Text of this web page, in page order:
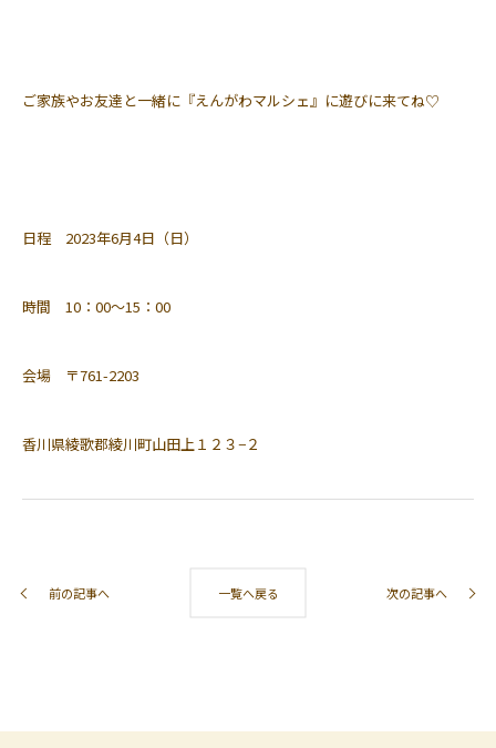
ご家族やお友達と一緒に『えんがわマルシェ』に遊びに来てね♡
日程 2023年6月4日（日）
時間 10：00～15：00
会場 〒761-2203
香川県綾歌郡綾川町山田上１２３−２
前の記事へ 一覧へ戻る 次の記事へ